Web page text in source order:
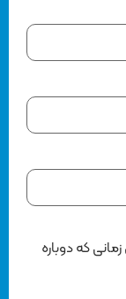
که دوباره